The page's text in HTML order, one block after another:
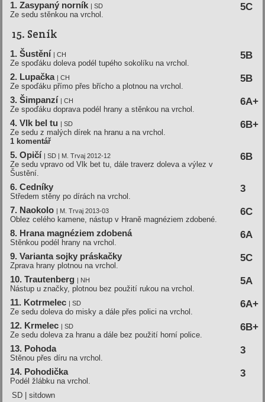
1. Zasypaný norník | SD 5C
Ze sedu stěnkou na vrchol.
15. Seník
1. Šustění | CH 5B
Ze spoďáku doleva podél tupého sokolíku na vrchol.
2. Lupačka | CH 5B
Ze spoďáku přímo přes břícho a plotnou na vrchol.
3. Šimpanzí | CH 6A+
Ze spoďáku doprava podél hrany a stěnkou na vrchol.
4. Vlk bel tu | SD 6B+
Ze sedu z malých dírek na hranu a na vrchol.
1 komentář
5. Opičí | SD | M. Trvaj 2012-12 6B
Ze sedu vpravo od Vlk bet tu, dále traverz doleva a výlez v
Šustění.
6. Cedníky 3
Středem stěny po dírách na vrchol.
7. Naokolo | M. Trvaj 2013-03 6C
Oblez celého kamene, nástup v Hraně magnéziem zdobené.
8. Hrana magnéziem zdobená 6A
Stěnkou podél hrany na vrchol.
9. Varianta sojky práskačky 5C
Zprava hrany plotnou na vrchol.
10. Trautenberg | NH 5A
Nástup u značky, plotnou bez použití rukou na vrchol.
11. Kotrmelec | SD 6A+
Ze sedu doleva do misky a dále přes polici na vrchol.
12. Krmelec | SD 6B+
Ze sedu doleva za hranu a dále bez použití horní police.
13. Pohoda 3
Stěnou přes díru na vrchol.
14. Pohodička 3
Podél žlábku na vrchol.
SD | sitdown